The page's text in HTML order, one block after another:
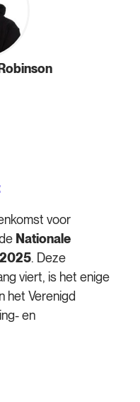
voor
Nationale
. Deze
viert, is het enige
het Verenigd
en